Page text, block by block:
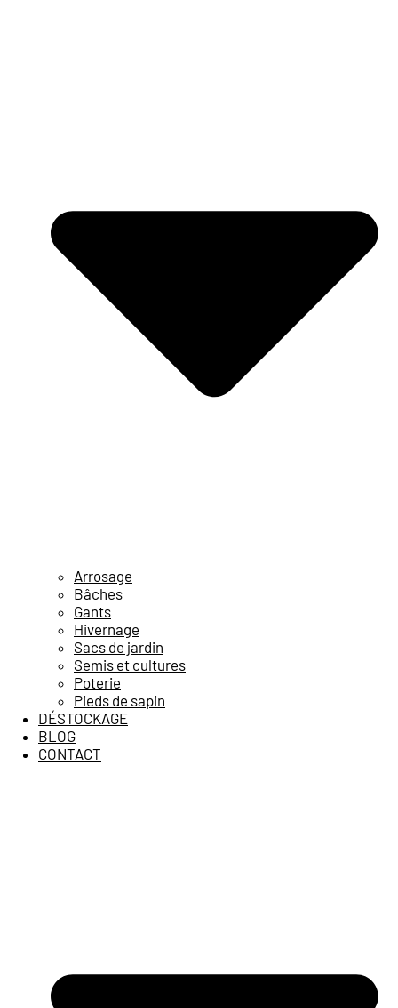
Arrosage
Bâches
Gants
Hivernage
Sacs de jardin
Semis et cultures
Poterie
Pieds de sapin
DÉSTOCKAGE
BLOG
CONTACT